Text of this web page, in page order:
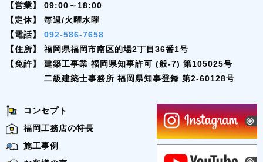
【営業】
09:00～18:00
【定休】
毎週/火曜水曜
【電話】
092-586-7658
【住所】
福岡県福岡市南区的場2丁目36番1号
【免許】
建築工事業 福岡県知事許可 (般-7) 第105025号
二級建築士事務所 福岡県知事登録 第2-60128号
コンセプト
福岡工務店の特長
施工事例